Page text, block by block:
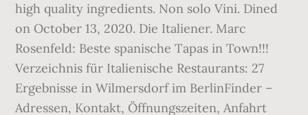
high quality ingredients. Non solo Vini. Dined
on October 13, 2020. Die Italiener. Marc
Rosenfeld: Beste spanische Tapas in Town!!!
Verzeichnis für Italienische Restaurants: 27
Ergebnisse in Wilmersdorf im BerlinFinder –
Adressen, Kontakt, Öffnungszeiten, Anfahrt